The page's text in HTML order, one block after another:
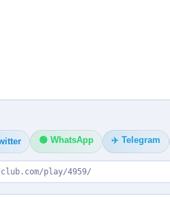
🟢 WhatsApp ✈️ Telegram
play/4959/